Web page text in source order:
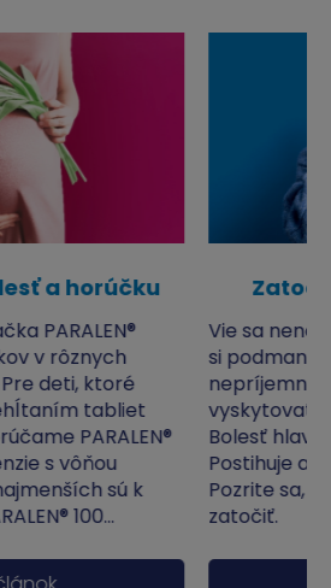
a horúčku
PARALEN®
v rôznych
deti, ktoré
tabliet
PARALEN®
s vôňou
sú k
100...
Vie sa
si podmaniť
nepríjemná,
vyskytovať
Bolesť
Postihuje
Pozrite sa,
zatočiť.